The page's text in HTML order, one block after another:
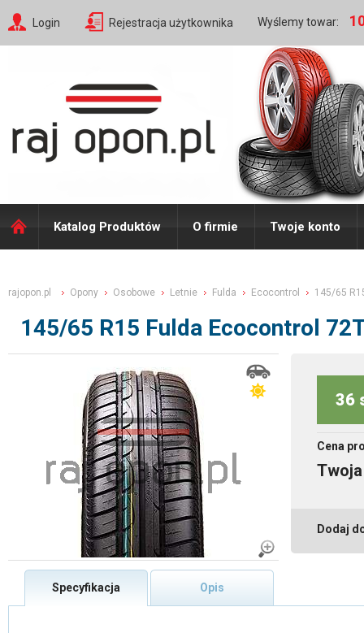
Login Rejestracja użytkownika Wyślemy towar:
Katalog Produktów O firmie Twoje konto
rajopon.pl Opony Osobowe Letnie Fulda Ecocontrol 145/65
145/65 R15 Fulda Ecocontrol
36
Cena
Dodaj
Specyfikacja Opis